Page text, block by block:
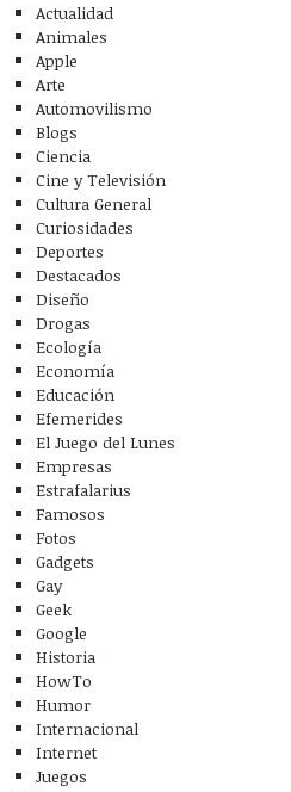
Actualidad
Animales
Apple
Arte
Automovilismo
Blogs
Ciencia
Cine y Televisión
Cultura General
Curiosidades
Deportes
Destacados
Diseño
Drogas
Ecología
Economía
Educación
Efemerides
El Juego del Lunes
Empresas
Estrafalarius
Famosos
Fotos
Gadgets
Gay
Geek
Google
Historia
HowTo
Humor
Internacional
Internet
Juegos